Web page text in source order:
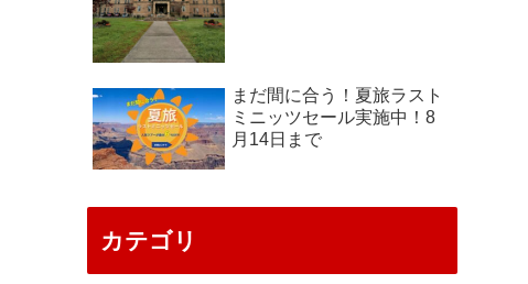
まだ間に合う！夏旅ラスト
ミニッツセール実施中！8
月14日まで
カテゴリ